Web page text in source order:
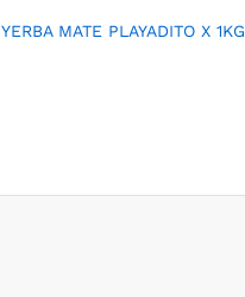
YERBA MATE PLAYADITO X 1KG